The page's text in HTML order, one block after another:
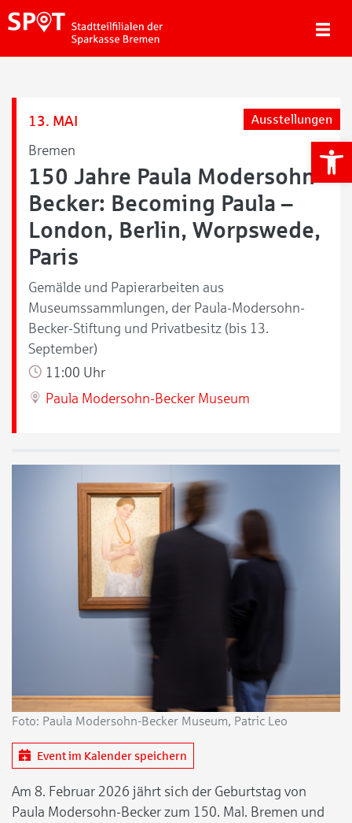
13. MAI
Bremen
Ausstellungen
150 Jahre Paula Modersohn-
Becker: Becoming Paula –
London, Berlin, Worpswede,
Paris
Gemälde und Papierarbeiten aus
Museumssammlungen, der Paula-Modersohn-
Becker-Stiftung und Privatbesitz (bis 13.
September)
11:00 Uhr
Paula Modersohn-Becker Museum
Foto: Paula Modersohn-Becker Museum, Patric Leo
Event im Kalender speichern
Am 8. Februar 2026 jährt sich der Geburtstag von
Paula Modersohn-Becker zum 150. Mal. Bremen und